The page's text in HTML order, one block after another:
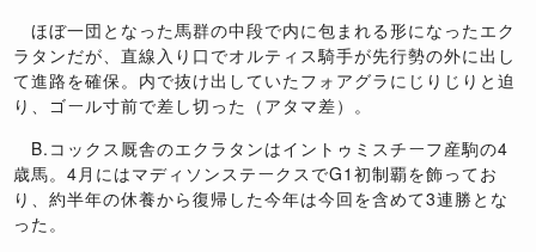
ほぼ一団となった馬群の中段で内に包まれる形になったエク
ラタンだが、直線入り口でオルティス騎手が先行勢の外に出し
て進路を確保。内で抜け出していたフォアグラにじりじりと迫
り、ゴール寸前で差し切った（アタマ差）。
B. コックス厩舎のエクラタンはイントゥミスチーフ産駒の4
歳馬。4 月にはマディソンステークスでG1初制覇を飾ってお
り、約半年の休養から復帰した今年は今回を含めて3連勝とな
った。